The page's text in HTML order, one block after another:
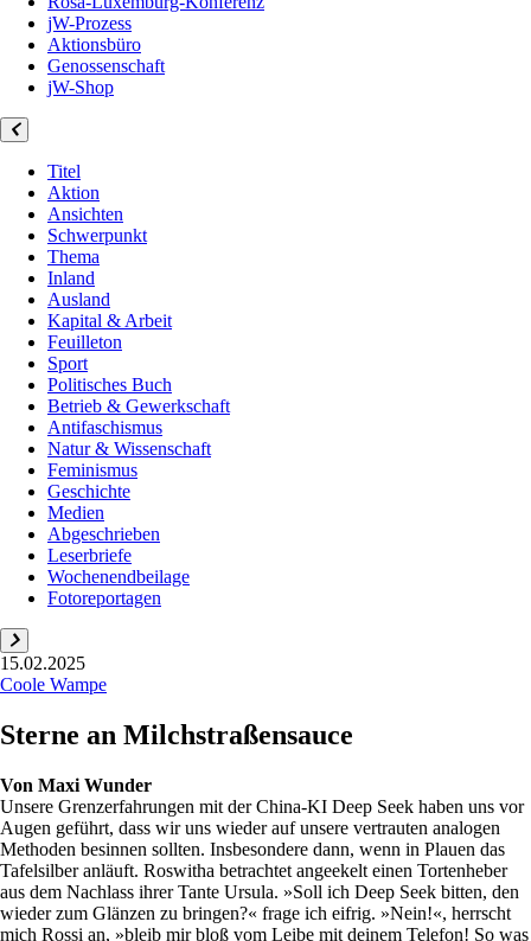
jW-Prozess
Aktionsbüro
Genossenschaft
jW-Shop
Titel
Aktion
Ansichten
Schwerpunkt
Thema
Inland
Ausland
Kapital & Arbeit
Feuilleton
Sport
Politisches Buch
Betrieb & Gewerkschaft
Antifaschismus
Natur & Wissenschaft
Feminismus
Geschichte
Medien
Abgeschrieben
Leserbriefe
Wochenendbeilage
Fotoreportagen
15.02.2025
Coole Wampe
Sterne an Milchstraßensauce
Von Maxi Wunder
Unsere Grenzerfahrungen mit der China-KI Deep Seek haben uns vor
Augen geführt, dass wir uns wieder auf unsere vertrauten analogen
Methoden besinnen sollten. Insbesondere dann, wenn in Plauen das
Tafelsilber anläuft. Roswitha betrachtet angeekelt einen Tortenheber
aus dem Nachlass ihrer Tante Ursula. »Soll ich Deep Seek bitten, den
wieder zum Glänzen zu bringen?« frage ich eifrig. »Nein!«, herrscht
mich Rossi an, »bleib mir bloß vom Leibe mit deinem Telefon! So was